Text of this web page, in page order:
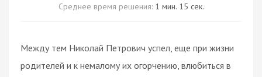
Среднее время решения: 1 мин. 15 сек.
Между тем Николай Петрович успел, еще при жизни
родителей и к немалому их огорчению, влюбиться в